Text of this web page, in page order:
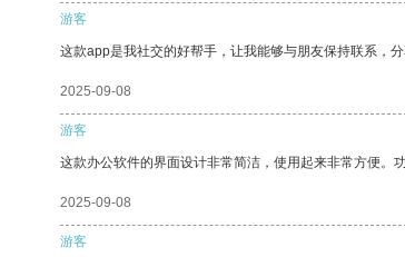
游客
这款app是我社交的好帮手，让我能够与朋友保持联系，分
2025-09-08
游客
这款办公软件的界面设计非常简洁，使用起来非常方便。
2025-09-08
游客